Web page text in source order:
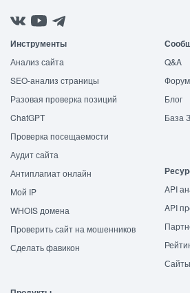
Инструменты
Анализ сайта
SEO-анализ страницы
Разовая проверка позиций
ChatGPT
Проверка посещаемости
Аудит сайта
Антиплагиат онлайн
Мой IP
WHOIS домена
Проверить сайт на мошенников
Сделать фавикон
Q&A
Форум
Блог
База
API
API